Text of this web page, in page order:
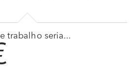
trabalho seria...